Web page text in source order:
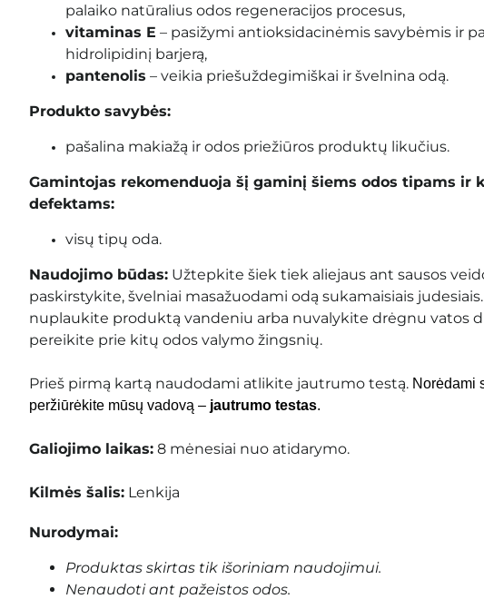
palaiko natūralius odos regeneracijos procesus,
vitaminas E – pasižymi antioksidacinėmis savybėmis ir
hidrolipidinį barjerą,
pantenolis – veikia priešuždegimiškai ir švelnina odą.
Produkto savybės:
pašalina makiažą ir odos priežiūros produktų likučius.
Gamintojas rekomenduoja šį gaminį šiems odos tipams ir
defektams:
visų tipų oda.
Naudojimo būdas: Užtepkite šiek tiek aliejaus ant sausos
paskirstykite, švelniai masažuodami odą sukamaisiais judesiais.
nuplaukite produktą vandeniu arba nuvalykite drėgnu vatos
pereikite prie kitų odos valymo žingsnių.
Prieš pirmą kartą naudodami atlikite jautrumo testą. Norėdami
peržiūrėkite mūsų vadovą – jautrumo testas.
Galiojimo laikas: 8 mėnesiai nuo atidarymo.
Kilmės šalis: Lenkija
Nurodymai:
Produktas skirtas tik išoriniam naudojimui.
Nenaudoti ant pažeistos odos.